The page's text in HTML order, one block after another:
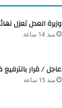
وزيرة العدل تعزل
منذ 14 ساعة
عاجل / قرار
منذ 15 ساعة